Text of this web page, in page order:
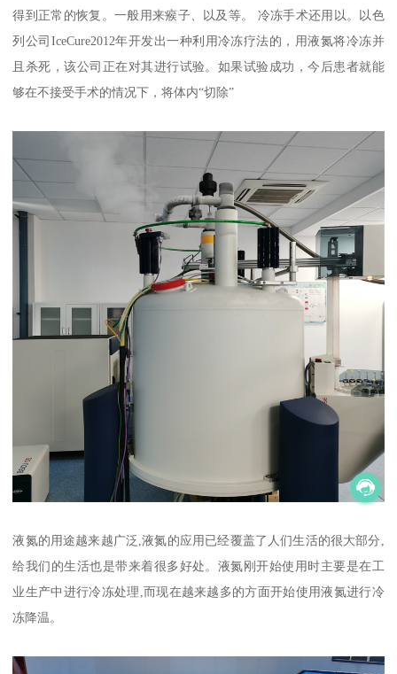
得到正常的恢复。一般用来瘊子、以及等。 冷冻手术还用以。以色
列公司IceCure2012年开发出一种利用冷冻疗法的，用液氮将冷冻并
且杀死，该公司正在对其进行试验。如果试验成功，今后患者就能
够在不接受手术的情况下，将体内“切除”
液氮的用途越来越广泛,液氮的应用已经覆盖了人们生活的很大部分,
给我们的生活也是带来着很多好处。液氮刚开始使用时主要是在工
业生产中进行冷冻处理,而现在越来越多的方面开始使用液氮进行冷
冻降温。